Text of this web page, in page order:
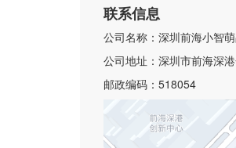
联系信息
公司名称：深圳前海小智
公司地址：深圳市前海深
邮政编码：518054